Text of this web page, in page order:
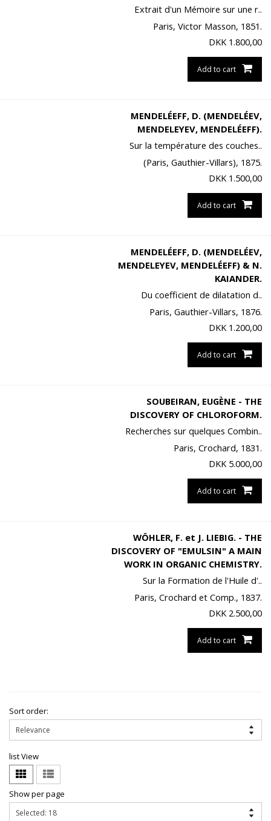
Extrait d'un Mémoire sur une r..
Paris, Victor Masson, 1851.
DKK 1.800,00
Add to cart
MENDELÉEFF, D. (MENDELÉEV,
MENDELEYEV, MENDELÉEFF).
Sur la température des couches..
(Paris, Gauthier-Villars), 1875.
DKK 1.500,00
Add to cart
MENDELÉEFF, D. (MENDELÉEV,
MENDELEYEV, MENDELÉEFF) & N.
KAIANDER.
Du coefficient de dilatation d..
Paris, Gauthier-Villars, 1876.
DKK 1.200,00
Add to cart
SOUBEIRAN, EUGÈNE - THE
DISCOVERY OF CHLOROFORM.
Recherches sur quelques Combin..
Paris, Crochard, 1831.
DKK 5.000,00
Add to cart
WÖHLER, F. et J. LIEBIG. - THE
DISCOVERY OF "EMULSIN" A MAIN
WORK IN ORGANIC CHEMISTRY.
Sur la Formation de l'Huile d'..
Paris, Crochard et Comp., 1837.
DKK 2.500,00
Add to cart
Sort order:
list View
Show per page